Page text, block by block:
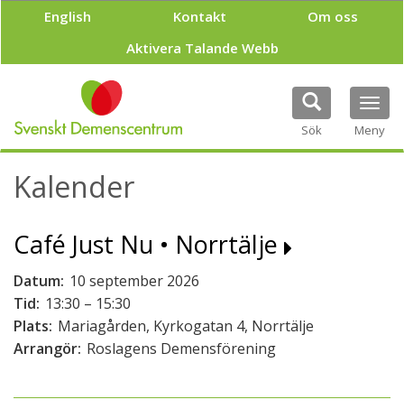
p
l
English Kontakt
Om oss
Aktivera Talande Webb
Sök Meny
Kalender
Café Just Nu • Norrtälje
Datum: 10 september 2026
Tid: 13:30 – 15:30
Plats: Mariagården, Kyrkogatan 4, Norrtälje
Arrangör: Roslagens Demensförening